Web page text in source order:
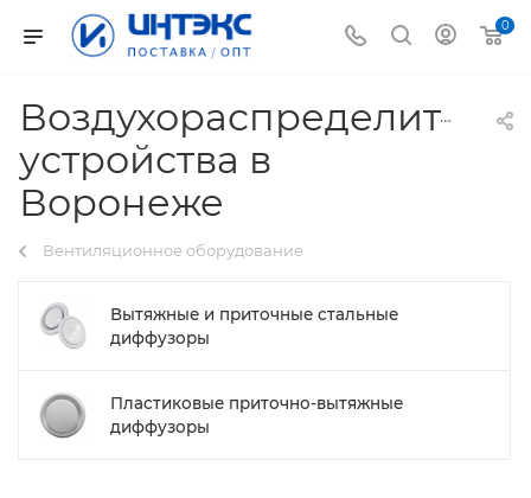
0
устройства в
Воронеже
Вентиляционное оборудование
Вытяжные и приточные стальные
диффузоры
Пластиковые приточно-вытяжные
диффузоры